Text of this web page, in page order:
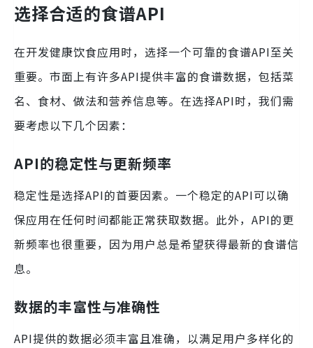
选择合适的食谱API
在开发健康饮食应用时，选择一个可靠的食谱API至关
重要。市面上有许多API提供丰富的食谱数据，包括菜
名、食材、做法和营养信息等。在选择API时，我们需
要考虑以下几个因素：
API的稳定性与更新频率
稳定性是选择API的首要因素。一个稳定的API可以确
保应用在任何时间都能正常获取数据。此外，API的更
新频率也很重要，因为用户总是希望获得最新的食谱信
息。
数据的丰富性与准确性
API提供的数据必须丰富且准确，以满足用户多样化的